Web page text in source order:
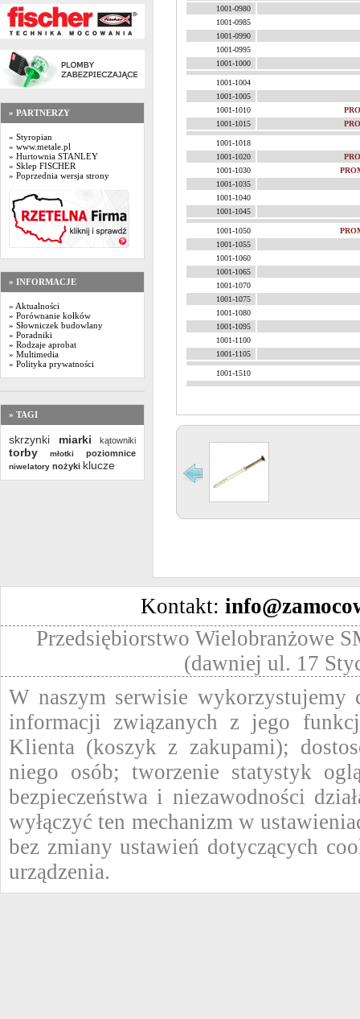
» PARTNERZY
» Styropian
» www.metale.pl
» Hurtownia STANLEY
» Sklep FISCHER
» Poprzednia wersja strony
» INFORMACJE
» Aktualności
» Porównanie kołków
» Słowniczek budowlany
» Poradniki
» Rodzaje aprobat
» Multimedia
» Polityka prywatności
» TAGI
skrzynki miarki kątowniki
torby młotki poziomnice
niwelatory nożyki klucze
1001-0980
1001-0985
1001-0990
1001-0995
1001-1000
1001-1004
1001-1005
1001-1010
1001-1015
1001-1018
1001-1020
1001-1030
1001-1035
1001-1040
1001-1045
1001-1050
1001-1055
1001-1060
1001-1065
1001-1070
1001-1075
1001-1080
1001-1095
1001-1100
1001-1105
1001-1510
Kontakt:
Przedsiębiorstwo Wielobranżowe
(dawniej ul. 17
W naszym serwisie wykorzystujemy
informacji związanych z jego
Klienta (koszyk z zakupami);
niego osób; tworzenie statystyk
bezpieczeństwa i niezawodności
wyłączyć ten mechanizm w
bez zmiany ustawień dotyczących
urządzenia.